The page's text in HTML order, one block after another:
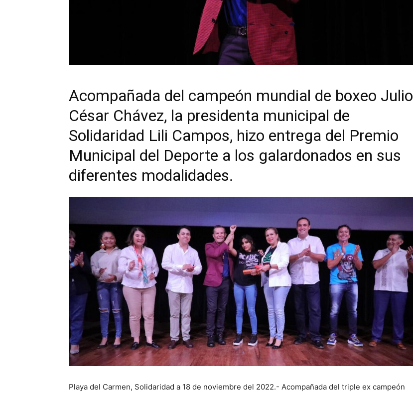
Acompañada del campeón mundial de boxeo Julio
César Chávez, la presidenta municipal de
Solidaridad Lili Campos, hizo entrega del Premio
Municipal del Deporte a los galardonados en sus
diferentes modalidades.
Playa del Carmen, Solidaridad a 18 de noviembre del 2022.- Acompañada del triple ex campeón